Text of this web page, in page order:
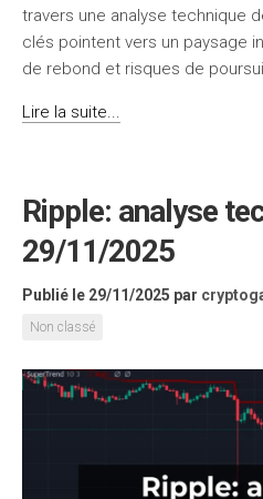
travers une analyse technique
clés pointent vers un paysage
de rebond et risques de
Lire la suite...
Ripple: analyse
29/11/2025
Publié le 29/11/2025 par
Non classé